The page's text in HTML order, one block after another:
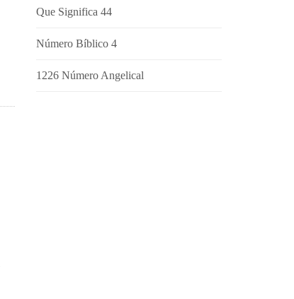
Que Significa 44
Número Bíblico 4
1226 Número Angelical